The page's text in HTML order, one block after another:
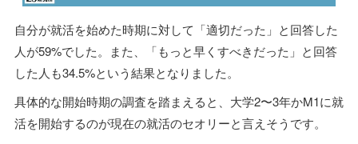
自分が就活を始めた時期に対して「適切だった」と回答した
人が59%でした。また、「もっと早くすべきだった」と回答
した人も34.5%という結果となりました。
具体的な開始時期の調査を踏まえると、大学2〜3年かM1に就
活を開始するのが現在の就活のセオリーと言えそうです。